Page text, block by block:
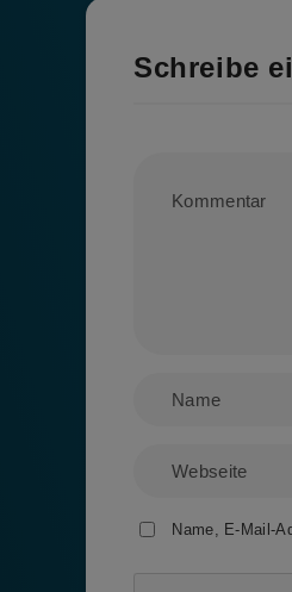
Schreibe
Name, E-Mail-